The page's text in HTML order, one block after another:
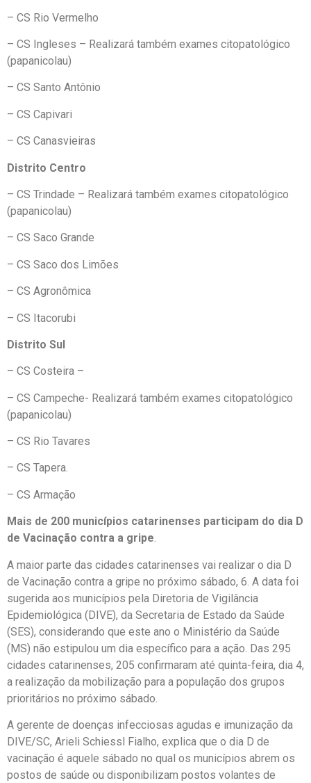
– CS Rio Vermelho
– CS Ingleses – Realizará também exames citopatológico
(papanicolau)
– CS Santo Antônio
– CS Capivari
– CS Canasvieiras
Distrito Centro
– CS Trindade – Realizará também exames citopatológico
(papanicolau)
– CS Saco Grande
– CS Saco dos Limões
– CS Agronômica
– CS Itacorubi
Distrito Sul
– CS Costeira –
– CS Campeche- Realizará também exames citopatológico
(papanicolau)
– CS Rio Tavares
– CS Tapera.
– CS Armação
Mais de 200 municípios catarinenses participam do dia D
de Vacinação contra a gripe.
A maior parte das cidades catarinenses vai realizar o dia D
de Vacinação contra a gripe no próximo sábado, 6. A data foi
sugerida aos municípios pela Diretoria de Vigilância
Epidemiológica (DIVE), da Secretaria de Estado da Saúde
(SES), considerando que este ano o Ministério da Saúde
(MS) não estipulou um dia específico para a ação. Das 295
cidades catarinenses, 205 confirmaram até quinta-feira, dia 4,
a realização da mobilização para a população dos grupos
prioritários no próximo sábado.
A gerente de doenças infecciosas agudas e imunização da
DIVE/SC, Arieli Schiessl Fialho, explica que o dia D de
vacinação é aquele sábado no qual os municípios abrem os
postos de saúde ou disponibilizam postos volantes de